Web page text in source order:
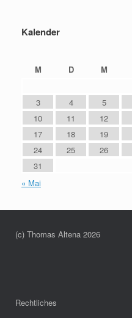
Kalender
M
D M
3
4 5
10
11 12
17
18 19
24
25 26
31
« Mai
(c) Thomas Altena 2026
Rechtliches